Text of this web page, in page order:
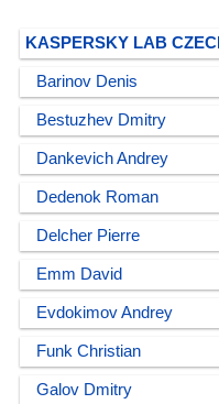
KASPERSKY LAB
Barinov Denis
Bestuzhev Dmitry
Dankevich Andrey
Dedenok Roman
Delcher Pierre
Emm David
Evdokimov Andrey
Funk Christian
Galov Dmitry